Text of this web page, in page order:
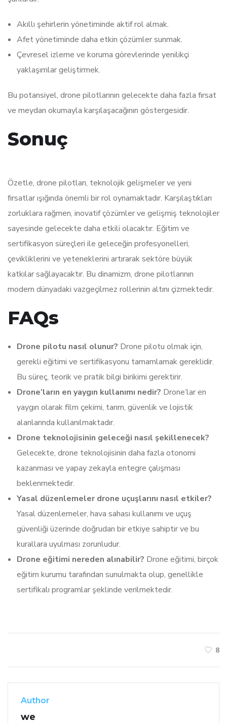
Akıllı şehirlerin yönetiminde aktif rol almak.
Afet yönetiminde daha etkin çözümler sunmak.
Çevresel izleme ve koruma görevlerinde yenilikçi
yaklaşımlar geliştirmek.
Bu potansiyel, drone pilotlarının gelecekte daha fazla fırsat
ve meydan okumayla karşılaşacağının göstergesidir.
Sonuç
Özetle, drone pilotları, teknolojik gelişmeler ve yeni
fırsatlar ışığında önemli bir rol oynamaktadır. Karşılaştıkları
zorluklara rağmen, inovatif çözümler ve gelişmiş teknolojiler
sayesinde gelecekte daha etkili olacaktır. Eğitim ve
sertifikasyon süreçleri ile geleceğin profesyonelleri,
çevikliklerini ve yeteneklerini artırarak sektöre büyük
katkılar sağlayacaktır. Bu dinamizm, drone pilotlarının
modern dünyadaki vazgeçilmez rollerinin altını çizmektedir.
FAQs
Drone pilotu nasıl olunur? Drone pilotu olmak için,
gerekli eğitimi ve sertifikasyonu tamamlamak gereklidir.
Bu süreç, teorik ve pratik bilgi birikimi gerektirir.
Drone’ların en yaygın kullanımı nedir? Drone’lar en
yaygın olarak film çekimi, tarım, güvenlik ve lojistik
alanlarında kullanılmaktadır.
Drone teknolojisinin geleceği nasıl şekillenecek?
Gelecekte, drone teknolojisinin daha fazla otonomi
kazanması ve yapay zekayla entegre çalışması
beklenmektedir.
Yasal düzenlemeler drone uçuşlarını nasıl etkiler?
Yasal düzenlemeler, hava sahası kullanımı ve uçuş
güvenliği üzerinde doğrudan bir etkiye sahiptir ve bu
kurallara uyulması zorunludur.
Drone eğitimi nereden alınabilir? Drone eğitimi, birçok
eğitim kurumu tarafından sunulmakta olup, genellikle
sertifikalı programlar şeklinde verilmektedir.
8
Author
we